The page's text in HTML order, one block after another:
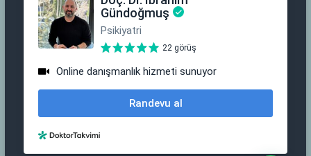
Website: www.ibrahimgundogmus.com